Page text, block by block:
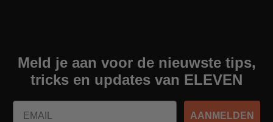
Meld je aan voor de nieuwste tips,
tricks en updates van ELEVEN
Email
AANMELDEN